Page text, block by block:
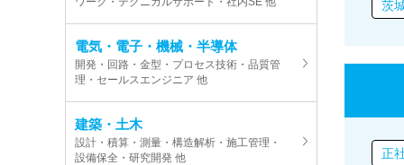
電気・電子・機械・半導体
開発・回路・金型・プロセス技術・品質管
理・セールスエンジニア 他
建築・土木
設計・積算・測量・構造解析・施工管理・
設備保全・研究開発 他
茨
正